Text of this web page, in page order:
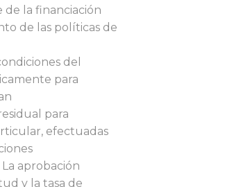
la financiación
de las políticas de
del
para
para
efectuadas
aprobación
y la tasa de